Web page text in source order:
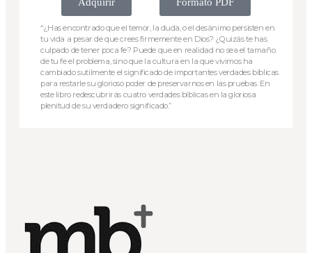
“¿Has encontrado que el temor, la duda, o el desánimo persisten en
tu vida a pesar de que crees firmemente en Dios? ¿Quizás te has
culpado de tener poca fe? Puede que en realidad no sea el tamaño
de tu fe el problema, sino que la cultura en la que vivimos ha
cambiado sutilmente el significado de importantes verdades bíblicas
para restarle su glorioso poder de preservarnos en las pruebas. En
este libro redescubrirás cuatro verdades bíblicas en la gloriosa
plenitud de su verdadero significado.”